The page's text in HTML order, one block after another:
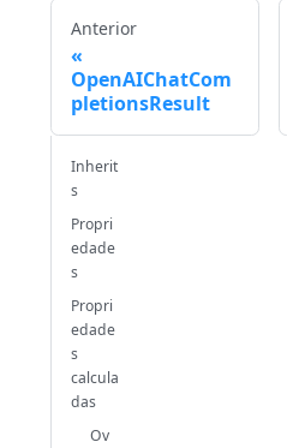
Anterior
OpenAIChatCom
pletionsResult
Inherit
s
Propri
edade
s
Propri
edade
s
calcula
das
Ov